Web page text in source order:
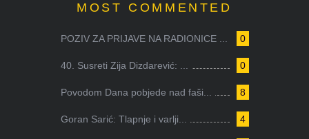
MOST COMMENTED
0
POZIV ZA PRIJAVE NA RADIONICE ...
0
40. Susreti Zija Dizdarević: ...
8
Povodom Dana pobjede nad faši...
4
Goran Sarić: Tlapnje i varlji...